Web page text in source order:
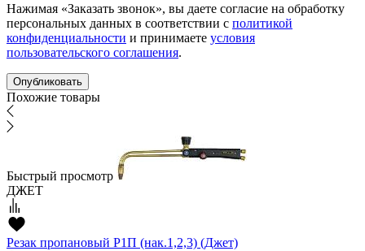
Нажимая «Заказать звонок», вы даете согласие на обработку
персональных данных в соответствии с политикой
конфиденциальности и принимаете условия
пользовательского соглашения.
Похожие товары
Быстрый просмотр
ДЖЕТ
Резак пропановый Р1П (нак.1,2,3) (Джет)